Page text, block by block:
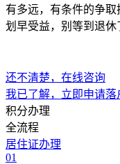
有多远，有条件的争
划早受益，别等到退休
还不清楚，在线咨询
我已了解，立即申请落
积分办理
全流程
居住证办理
01